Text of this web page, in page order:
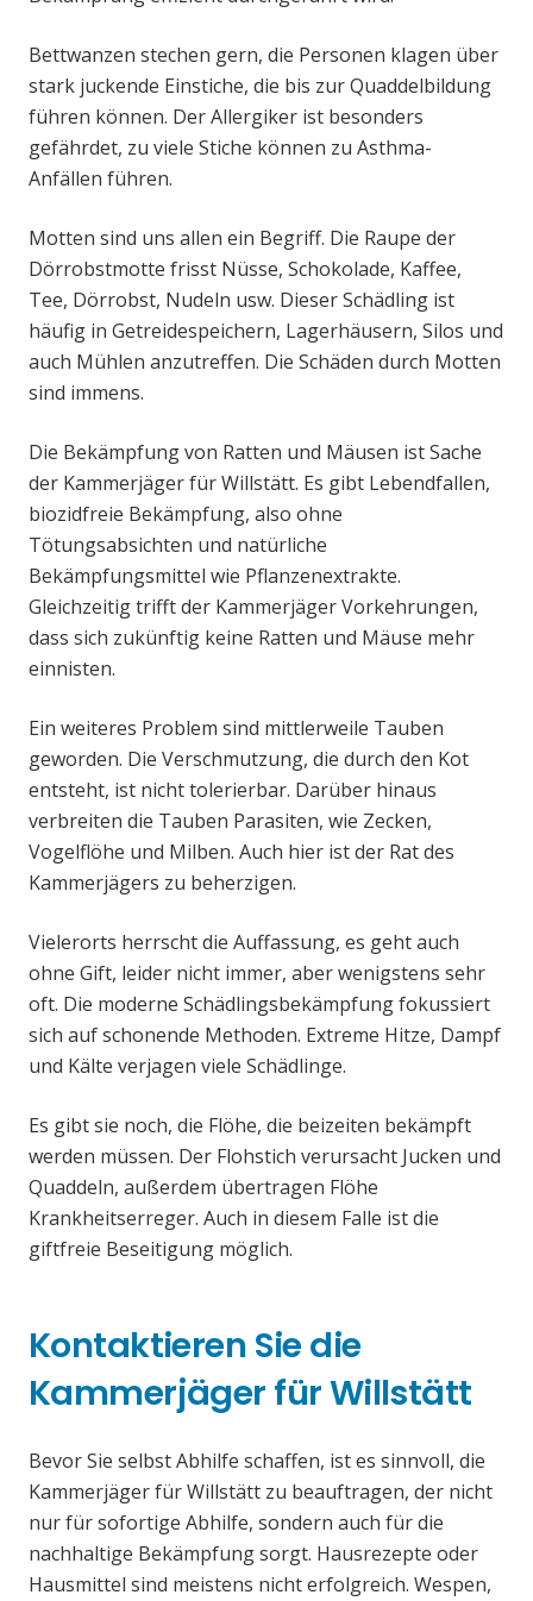
Bettwanzen stechen gern, die Personen klagen über
stark juckende Einstiche, die bis zur Quaddelbildung
führen können. Der Allergiker ist besonders
gefährdet, zu viele Stiche können zu Asthma-
Anfällen führen.
Motten sind uns allen ein Begriff. Die Raupe der
Dörrobstmotte frisst Nüsse, Schokolade, Kaffee,
Tee, Dörrobst, Nudeln usw. Dieser Schädling ist
häufig in Getreidespeichern, Lagerhäusern, Silos und
auch Mühlen anzutreffen. Die Schäden durch Motten
sind immens.
Die Bekämpfung von Ratten und Mäusen ist Sache
der Kammerjäger für Willstätt. Es gibt Lebendfallen,
biozidfreie Bekämpfung, also ohne
Tötungsabsichten und natürliche
Bekämpfungsmittel wie Pflanzenextrakte.
Gleichzeitig trifft der Kammerjäger Vorkehrungen,
dass sich zukünftig keine Ratten und Mäuse mehr
einnisten.
Ein weiteres Problem sind mittlerweile Tauben
geworden. Die Verschmutzung, die durch den Kot
entsteht, ist nicht tolerierbar. Darüber hinaus
verbreiten die Tauben Parasiten, wie Zecken,
Vogelflöhe und Milben. Auch hier ist der Rat des
Kammerjägers zu beherzigen.
Vielerorts herrscht die Auffassung, es geht auch
ohne Gift, leider nicht immer, aber wenigstens sehr
oft. Die moderne Schädlingsbekämpfung fokussiert
sich auf schonende Methoden. Extreme Hitze, Dampf
und Kälte verjagen viele Schädlinge.
Es gibt sie noch, die Flöhe, die beizeiten bekämpft
werden müssen. Der Flohstich verursacht Jucken und
Quaddeln, außerdem übertragen Flöhe
Krankheitserreger. Auch in diesem Falle ist die
giftfreie Beseitigung möglich.
Kontaktieren Sie die
Kammerjäger für Willstätt
Bevor Sie selbst Abhilfe schaffen, ist es sinnvoll, die
Kammerjäger für Willstätt zu beauftragen, der nicht
nur für sofortige Abhilfe, sondern auch für die
nachhaltige Bekämpfung sorgt. Hausrezepte oder
Hausmittel sind meistens nicht erfolgreich. Wespen,